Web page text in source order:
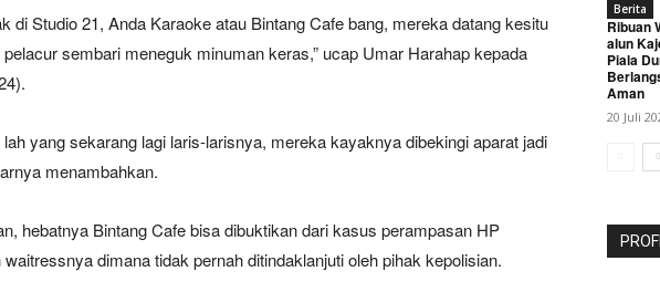
di Studio 21, Anda Karaoke atau Bintang Cafe bang, mereka datang kesitu
sembari meneguk minuman keras,” ucap Umar Harahap kepada
yang sekarang lagi laris-larisnya, mereka kayaknya dibekingi aparat jadi
menambahkan.
hebatnya Bintang Cafe bisa dibuktikan dari kasus perampasan HP
dimana tidak pernah ditindaklanjuti oleh pihak kepolisian.
Berita
Ribuan
alun
Piala
Aman
20 Juli